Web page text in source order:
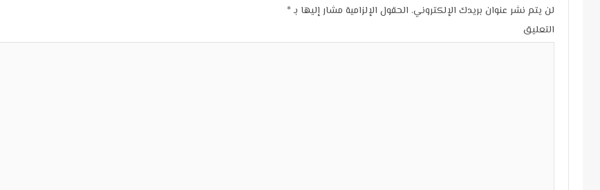
لن يتم نشر عنوان بريدك الإلكتروني. الحقول الإلزامية مشار إليها بـ*
التعليق